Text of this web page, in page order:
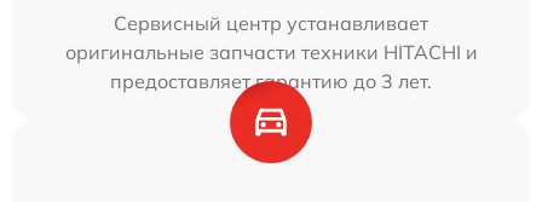
Сервисный центр устанавливает
оригинальные запчасти техники HITACHI и
предоставляет гарантию до 3 лет.